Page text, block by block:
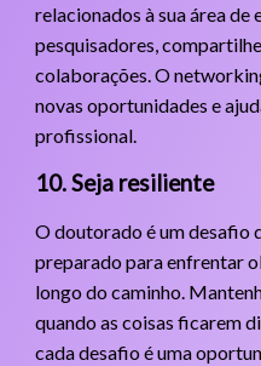
relacionados à sua área de
pesquisadores,
colaborações. O
novas oportunidades e
profissional.
10. Seja resiliente
O doutorado é um desafio
preparado para enfrentar
longo do caminho.
quando as coisas ficarem
cada desafio é uma